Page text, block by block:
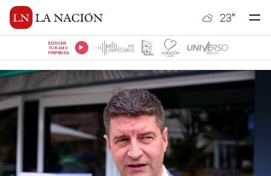
23°
ESCUCHÁ
TU RADIO
PREFERIDA